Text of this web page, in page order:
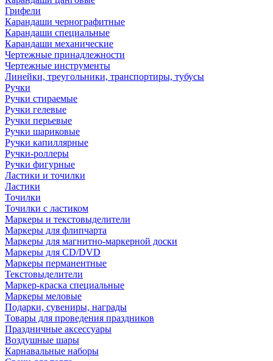
Грифели
Карандаши чернографитные
Карандаши специальные
Карандаши механические
Чертежные принадлежности
Чертежные инструменты
Линейки, треугольники, транспортиры, тубусы
Ручки
Ручки стираемые
Ручки гелевые
Ручки перьевые
Ручки шариковые
Ручки капиллярные
Ручки-роллеры
Ручки фигурные
Ластики и точилки
Ластики
Точилки
Точилки с ластиком
Маркеры и текстовыделители
Маркеры для флипчарта
Маркеры для магнитно-маркерной доски
Маркеры для CD/DVD
Маркеры перманентные
Текстовыделители
Маркер-краска специальные
Маркеры меловые
Подарки, сувениры, награды
Товары для проведения праздников
Праздничные аксессуары
Воздушные шары
Карнавальные наборы